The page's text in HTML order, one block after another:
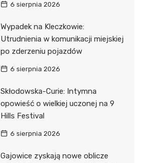
6 sierpnia 2026
Wypadek na Kleczkowie:
Utrudnienia w komunikacji miejskiej
po zderzeniu pojazdów
6 sierpnia 2026
Skłodowska-Curie: Intymna
opowieść o wielkiej uczonej na 9
Hills Festival
6 sierpnia 2026
Gajowice zyskają nowe oblicze